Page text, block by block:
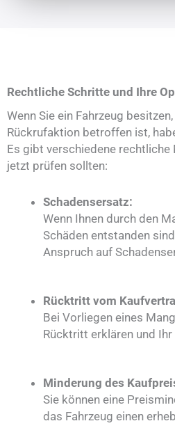
Rechtliche Schritte und Ihre
Wenn Sie ein Fahrzeug
Rückrufaktion betroffen ist,
Es gibt verschiedene rechtliche
jetzt prüfen sollten:
Schadensersatz:
Wenn Ihnen durch den
Schäden entstanden
Anspruch auf
Rücktritt vom
Bei Vorliegen eines
Rücktritt erklären und
Minderung des
Sie können eine
das Fahrzeug einen